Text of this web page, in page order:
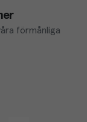
förmånliga